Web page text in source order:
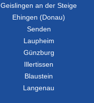
Geislingen an der Steige
Ehingen (Donau)
Senden
Laupheim
Günzburg
Illertissen
Blaustein
Langenau